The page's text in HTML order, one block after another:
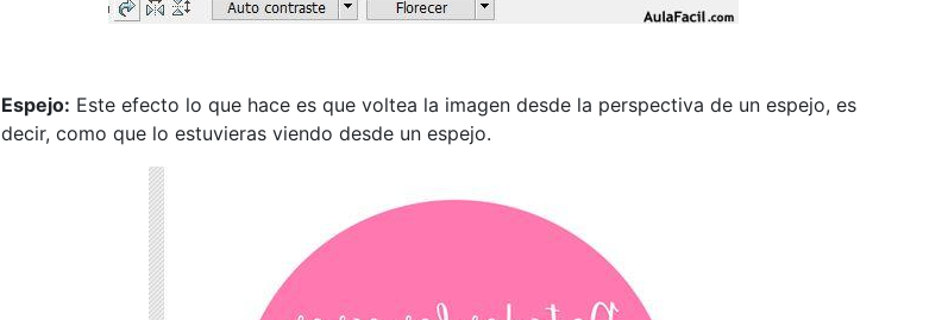
Espejo: Este efecto lo que hace es que voltea la imagen desde la perspectiva de un espejo, es
decir, como que lo estuvieras viendo desde un espejo.